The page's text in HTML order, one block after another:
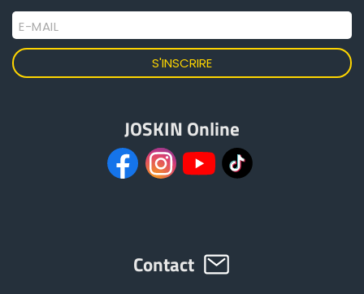
E-MAIL
JOSKIN Online
Contact